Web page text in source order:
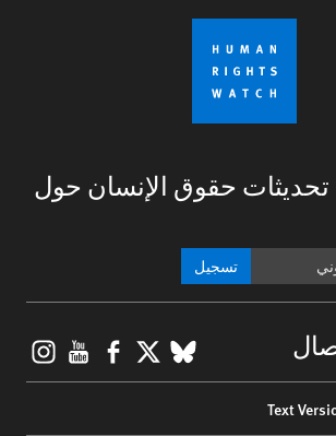
حقوق الإنسان حول
تسجيل
BlueSky
X
Text